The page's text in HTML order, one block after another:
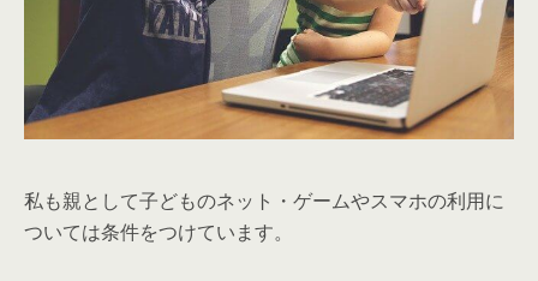
私も親として子どものネット・ゲームやスマホの利用に
ついては条件をつけています。